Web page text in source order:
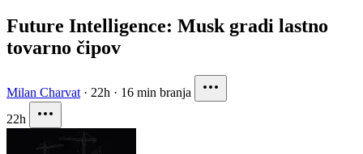
Future Intelligence: Musk gradi lastno
tovarno čipov
Milan Charvat · 22h · 16 min branja
22h